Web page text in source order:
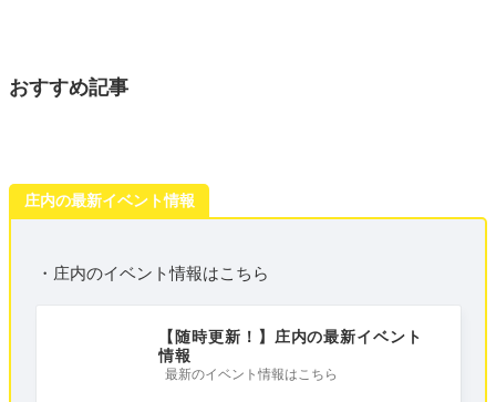
おすすめ記事
庄内の最新イベント情報
・庄内のイベント情報はこちら
【随時更新！】庄内の最新イベント
情報
最新のイベント情報はこちら